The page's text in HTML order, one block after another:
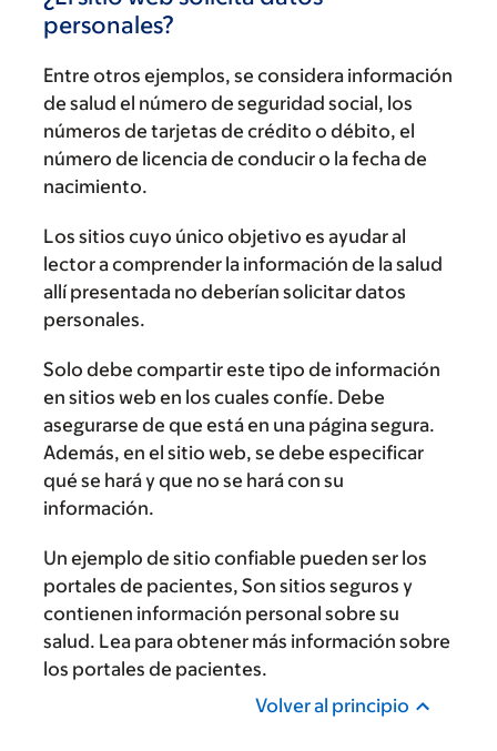
personales?
Entre otros ejemplos, se considera información
de salud el número de seguridad social, los
números de tarjetas de crédito o débito, el
número de licencia de conducir o la fecha de
nacimiento.
Los sitios cuyo único objetivo es ayudar al
lector a comprender la información de la salud
allí presentada no deberían solicitar datos
personales.
Solo debe compartir este tipo de información
en sitios web en los cuales confíe. Debe
asegurarse de que está en una página segura.
Además, en el sitio web, se debe especificar
qué se hará y que no se hará con su
información.
Un ejemplo de sitio confiable pueden ser los
portales de pacientes, Son sitios seguros y
contienen información personal sobre su
salud. Lea para obtener más información sobre
los portales de pacientes.
Volver al principio